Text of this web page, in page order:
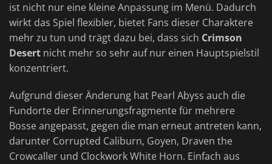
ist nicht nur eine kleine Anpassung im Menü. Dadurch
wirkt das Spiel flexibler, bietet Fans dieser Charaktere
mehr zu tun und trägt dazu bei, dass sich Crimson
Desert nicht mehr so sehr auf nur einen Hauptspielstil
konzentriert.
Aufgrund dieser Änderung hat Pearl Abyss auch die
Fundorte der Erinnerungsfragmente für mehrere
Bosse angepasst, gegen die man erneut antreten kann,
darunter Corrupted Caliburn, Goyen, Draven the
Crowcaller und Clockwork White Horn. Einfach aus